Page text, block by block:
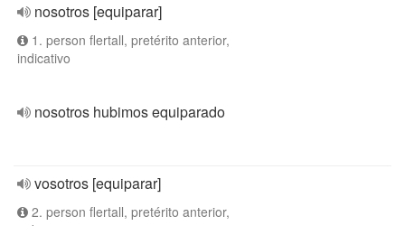
nosotros [equiparar]
1. person flertall, pretérito anterior,
indicativo
nosotros hubimos equiparado
vosotros [equiparar]
2. person flertall, pretérito anterior,